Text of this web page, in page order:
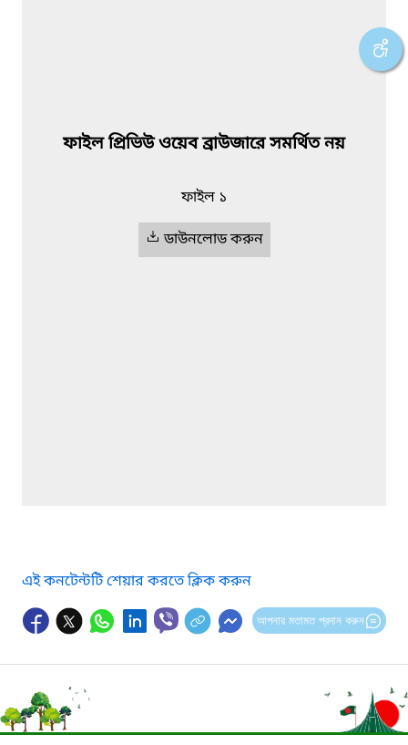
ফাইল প্রিভিউ ওয়েব ব্রাউজারে সমর্থিত নয়
ফাইল ১
ডাউনলোড করুন
এই কনটেন্টটি শেয়ার করতে ক্লিক করুন
আপনার মতামত প্রদান করুন